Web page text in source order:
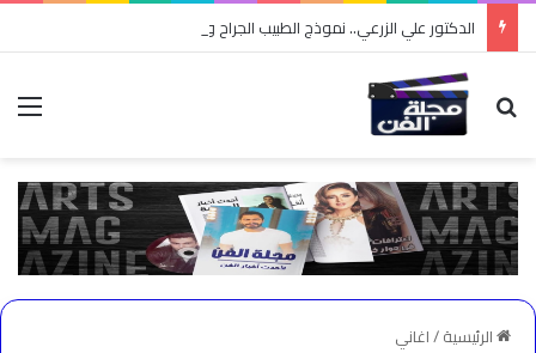
الدكتور علي الزرعي.. نموذج الطبيب الجراح والمعلم وصانع التوعية
بحث عن
الرئيسية/اغاني